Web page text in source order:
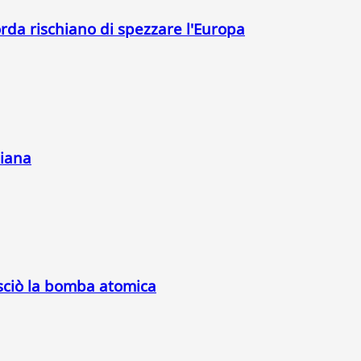
rischiano di spezzare l'Europa
la bomba atomica